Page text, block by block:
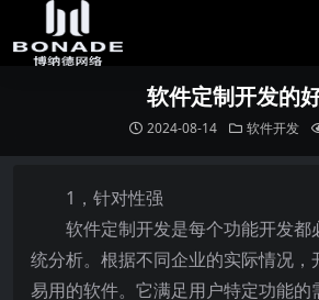
软件定制开发的
2024-08-14 软件开发
1，针对性强
软件定制开发是每个功能开发都
统分析。根据不同企业的实际情况，
易用的软件。它满足用户特定功能的